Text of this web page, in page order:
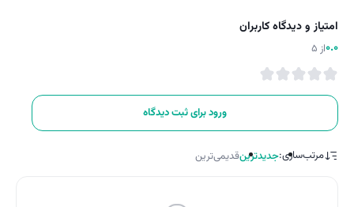
امتیاز و دیدگاه کاربران
0.0از 5
ورود برای ثبت دیدگاه
مرتب‌سازی:جدیدترینقدیمی‌ترین